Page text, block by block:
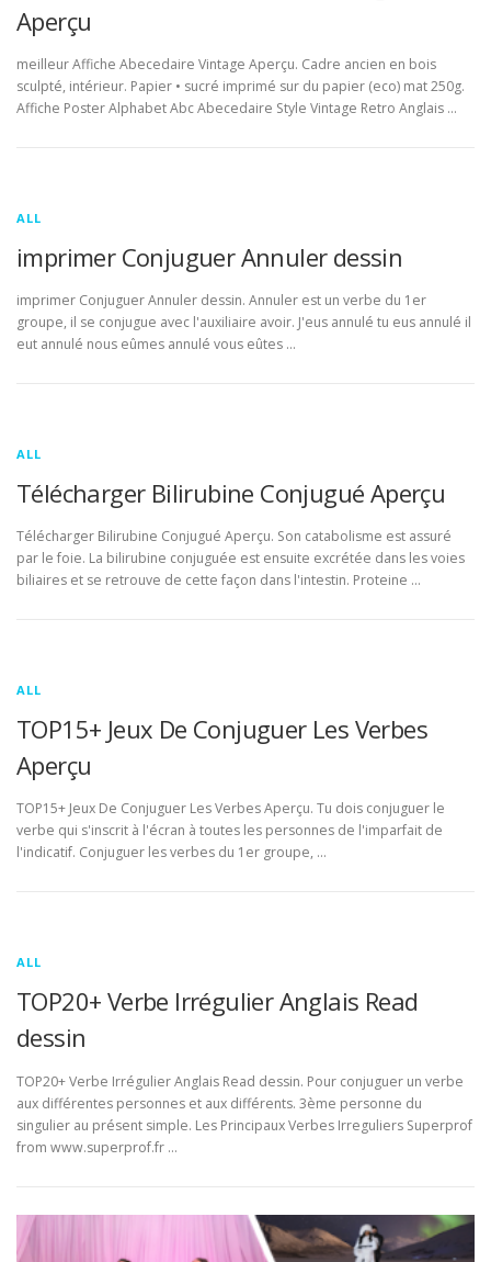
Aperçu
meilleur Affiche Abecedaire Vintage Aperçu. Cadre ancien en bois
sculpté, intérieur. Papier • sucré imprimé sur du papier (eco) mat 250g.
Affiche Poster Alphabet Abc Abecedaire Style Vintage Retro Anglais …
ALL
imprimer Conjuguer Annuler dessin
imprimer Conjuguer Annuler dessin. Annuler est un verbe du 1er
groupe, il se conjugue avec l'auxiliaire avoir. J'eus annulé tu eus annulé il
eut annulé nous eûmes annulé vous eûtes …
ALL
Télécharger Bilirubine Conjugué Aperçu
Télécharger Bilirubine Conjugué Aperçu. Son catabolisme est assuré
par le foie. La bilirubine conjuguée est ensuite excrétée dans les voies
biliaires et se retrouve de cette façon dans l'intestin. Proteine …
ALL
TOP15+ Jeux De Conjuguer Les Verbes
Aperçu
TOP15+ Jeux De Conjuguer Les Verbes Aperçu. Tu dois conjuguer le
verbe qui s'inscrit à l'écran à toutes les personnes de l'imparfait de
l'indicatif. Conjuguer les verbes du 1er groupe, …
ALL
TOP20+ Verbe Irrégulier Anglais Read
dessin
TOP20+ Verbe Irrégulier Anglais Read dessin. Pour conjuguer un verbe
aux différentes personnes et aux différents. 3ème personne du
singulier au présent simple. Les Principaux Verbes Irreguliers Superprof
from www.superprof.fr …